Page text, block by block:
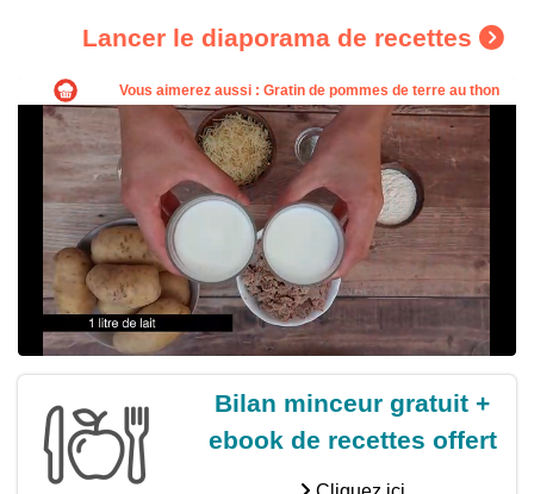
Lancer le diaporama de recettes
Bilan minceur gratuit +
ebook de recettes offert